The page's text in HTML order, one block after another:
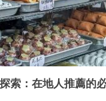
索：在地人推薦的